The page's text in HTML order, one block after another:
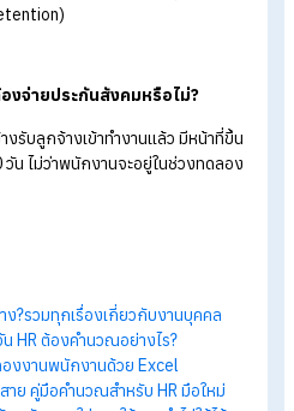
งานเข้าใหม่ระหว่างเดือน คิด
รคิดเงินเดือนพนักงานเข้าใหม่เพิ่มเติม
นเดือนไม่เต็มเดือน ต้องคำนวณอย่างไ
รคิดประกันสังคมสูงสุดคือเท่าไหร่?